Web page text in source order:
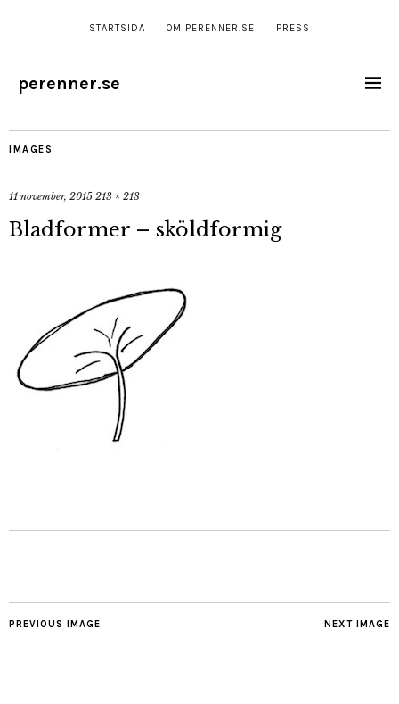
STARTSIDA OM PERENNER.SE PRESS
perenner.se
IMAGES
11 november, 2015 213 × 213
Bladformer – sköldformig
NEXT IMAGE
PREVIOUS IMAGE